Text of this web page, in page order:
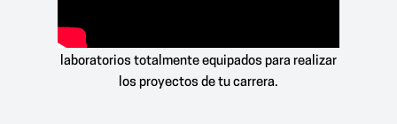
laboratorios totalmente equipados para realizar
los proyectos de tu carrera.